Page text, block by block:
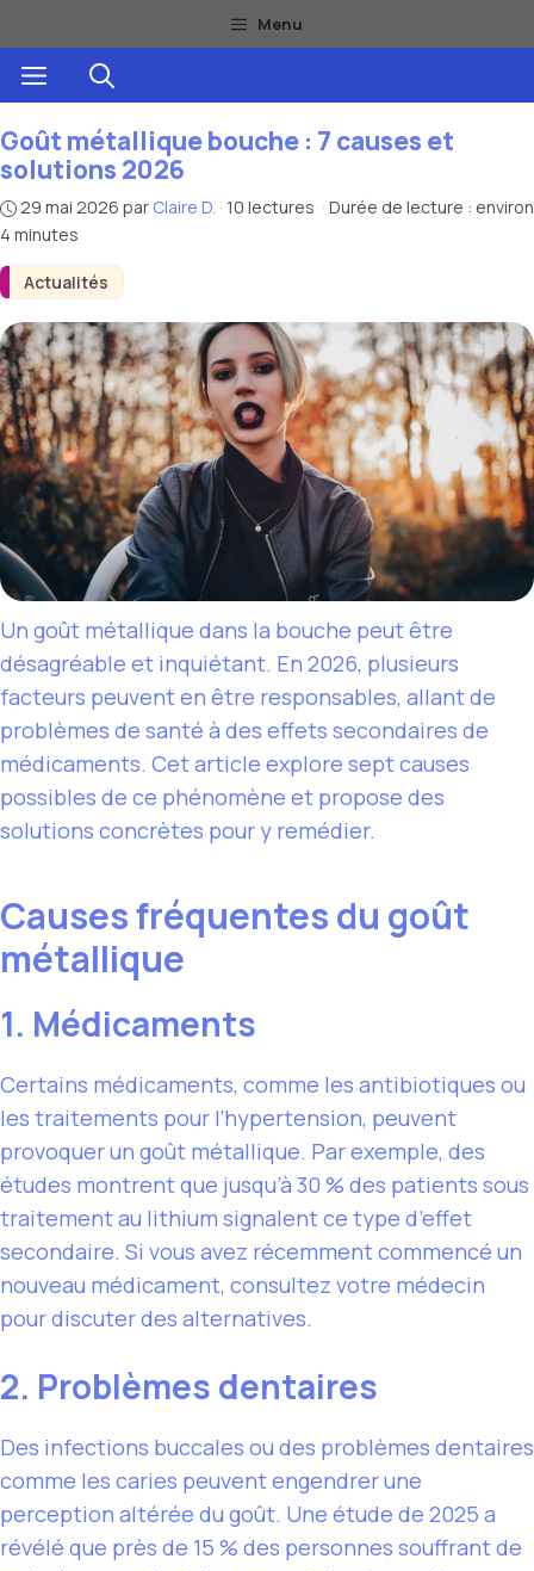
au
contenu
Menu
Menu
Actualités
Goût métallique bouche : 7 causes et
solutions 2026
29 mai 2026 par Claire D. · 10 lectures · Durée de lecture : environ
4 minutes
Un goût métallique dans la bouche peut être
désagréable et inquiétant. En 2026, plusieurs
facteurs peuvent en être responsables, allant de
problèmes de santé à des effets secondaires de
médicaments. Cet article explore sept causes
possibles de ce phénomène et propose des
solutions concrètes pour y remédier.
Causes fréquentes du goût
métallique
1. Médicaments
Certains médicaments, comme les antibiotiques ou
les traitements pour l’hypertension, peuvent
provoquer un goût métallique. Par exemple, des
études montrent que jusqu’à 30 % des patients sous
traitement au lithium signalent ce type d’effet
secondaire. Si vous avez récemment commencé un
nouveau médicament, consultez votre médecin
pour discuter des alternatives.
2. Problèmes dentaires
Des infections buccales ou des problèmes dentaires
comme les caries peuvent engendrer une
perception altérée du goût. Une étude de 2025 a
révélé que près de 15 % des personnes souffrant de